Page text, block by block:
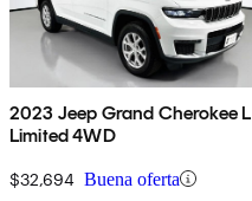
2023 Jeep Grand Cherokee L
Limited 4WD
$32,694 Buena oferta